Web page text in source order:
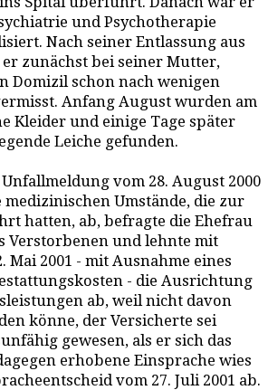
und Psychotherapie
Nach seiner Entlassung aus
zunächst bei seiner Mutter,
Domizil schon nach wenigen
Anfang August wurden am
Kleider und einige Tage später
Leiche gefunden.
vom 28. August 2000
Umstände, die zur
hatten, ab, befragte die Ehefrau
Verstorbenen und lehnte mit
Mai 2001 - mit Ausnahme eines
- die Ausrichtung
ab, weil nicht davon
könne, der Versicherte sei
gewesen, als er sich das
erhobene Einsprache wies
vom 27. Juli 2001 ab.